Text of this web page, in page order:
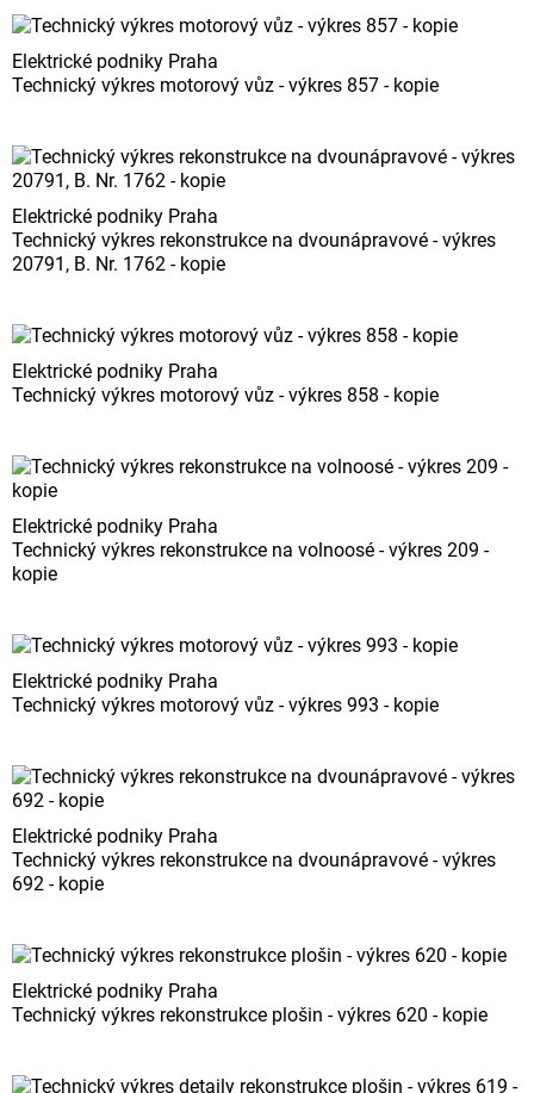
Elektrické podniky Praha
Technický výkres motorový vůz - výkres 857 - kopie
Elektrické podniky Praha
Technický výkres rekonstrukce na dvounápravové - výkres
20791, B. Nr. 1762 - kopie
Elektrické podniky Praha
Technický výkres motorový vůz - výkres 858 - kopie
Elektrické podniky Praha
Technický výkres rekonstrukce na volnoosé - výkres 209 -
kopie
Elektrické podniky Praha
Technický výkres motorový vůz - výkres 993 - kopie
Elektrické podniky Praha
Technický výkres rekonstrukce na dvounápravové - výkres
692 - kopie
Elektrické podniky Praha
Technický výkres rekonstrukce plošin - výkres 620 - kopie